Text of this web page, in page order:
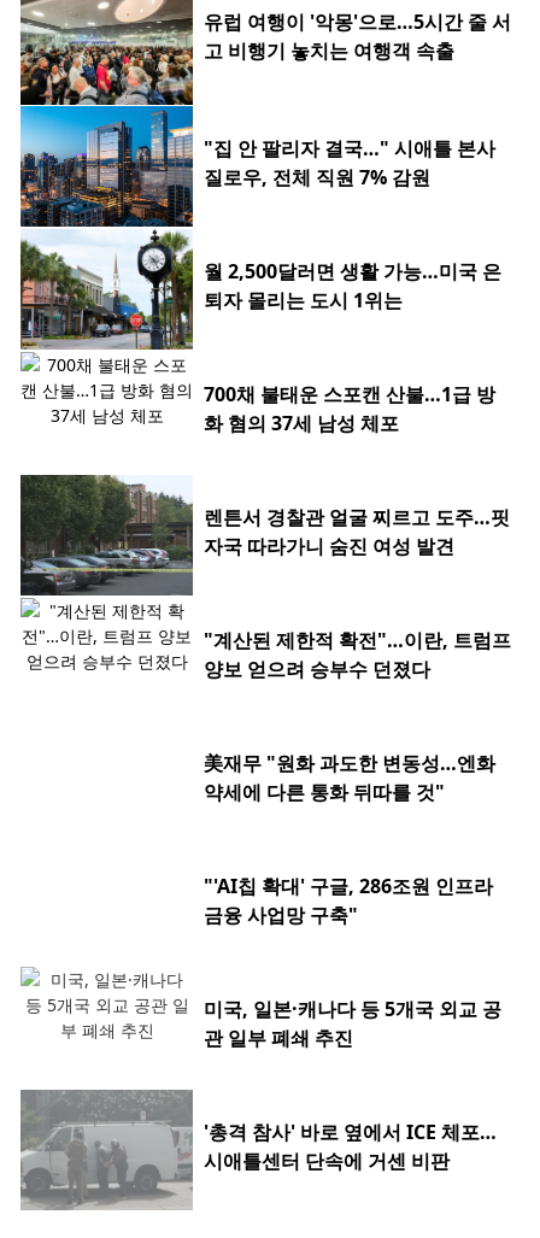
유럽 여행이 '악몽'으로…5시간 줄 서
고 비행기 놓치는 여행객 속출
"집 안 팔리자 결국…" 시애틀 본사
질로우, 전체 직원 7% 감원
월 2,500달러면 생활 가능…미국 은
퇴자 몰리는 도시 1위는
700채 불태운 스포캔 산불…1급 방
화 혐의 37세 남성 체포
렌튼서 경찰관 얼굴 찌르고 도주…핏
자국 따라가니 숨진 여성 발견
"계산된 제한적 확전"…이란, 트럼프
양보 얻으려 승부수 던졌다
美재무 "원화 과도한 변동성…엔화
약세에 다른 통화 뒤따를 것"
"'AI칩 확대' 구글, 286조원 인프라
금융 사업망 구축"
미국, 일본·캐나다 등 5개국 외교 공
관 일부 폐쇄 추진
'총격 참사' 바로 옆에서 ICE 체포…
시애틀센터 단속에 거센 비판